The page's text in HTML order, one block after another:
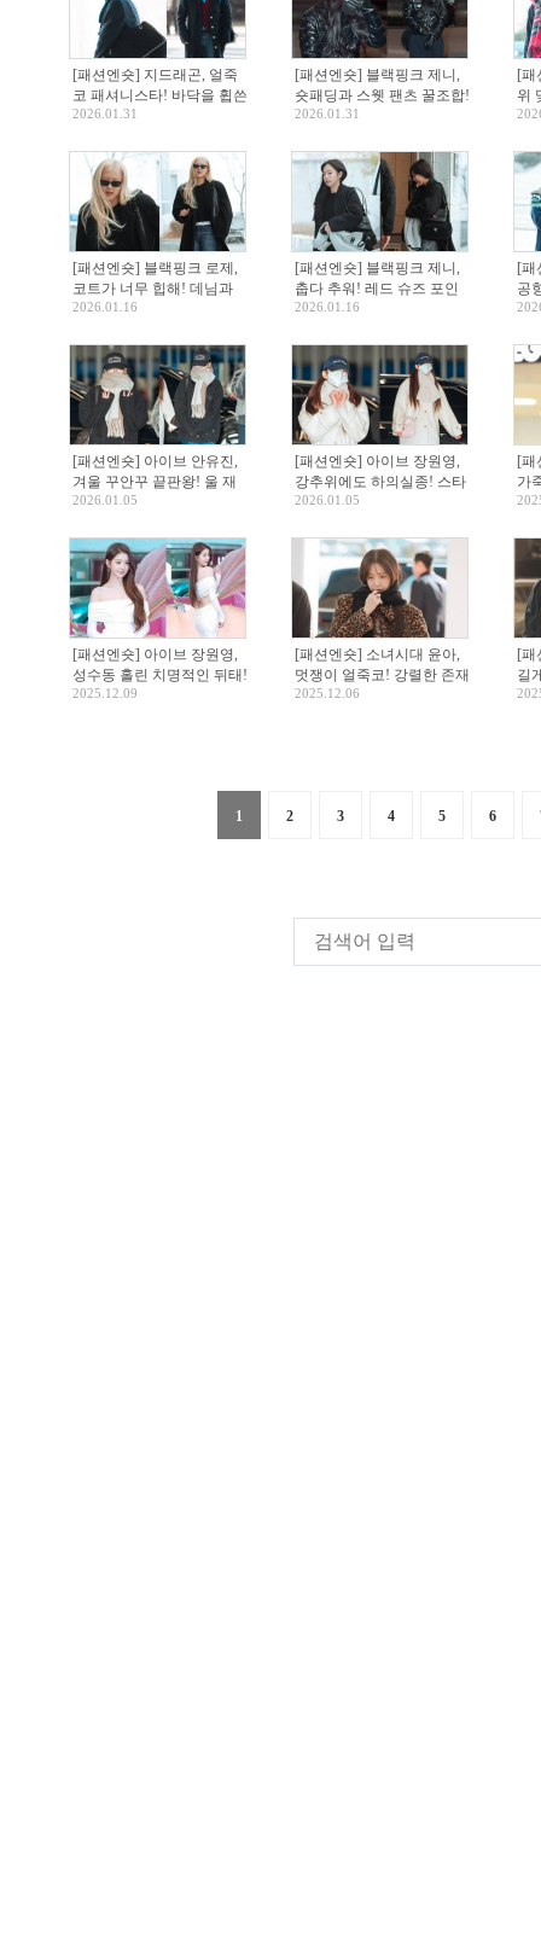
[패션엔숏] 지드래곤, 얼죽
코 패셔니스타! 바닥을 휩쓴
꽁꽁 감싼 맥시 코트룩
2026.01.31
[패션엔숏] 블랙핑크 제니,
숏패딩과 스웻 팬츠 꿀조합!
한파에 맞선 힙한 패딩룩
2026.01.31
[패
위
크
[패션엔숏] 블랙핑크 로제,
코트가 너무 힙해! 데님과
만난 얼죽코 멋쟁이 일본 출
2026.01.16
[패션엔숏] 블랙핑크 제니,
춥다 추워! 레드 슈즈 포인
트 꾸안꾸 블랙 코트 출국
2026.01.16
[패
공
는
[패션엔숏] 아이브 안유진,
겨울 꾸안꾸 끝판왕! 울 재
킷에 무심하게 툭 머플러 꾸
2026.01.05
[패션엔숏] 아이브 장원영,
강추위에도 하의실종! 스타
킹 레깅스에 오버핏 코트 큐
2026.01.05
[패
가
트
[패션엔숏] 아이브 장원영,
성수동 홀린 치명적인 뒤태!
백리스 화이트 드레스룩
2025.12.09
[패션엔숏] 소녀시대 윤아,
멋쟁이 얼죽코! 강렬한 존재
감 레오파드 코트룩 대만 가
2025.12.06
[패
길
블
1 2 3 4 5 6